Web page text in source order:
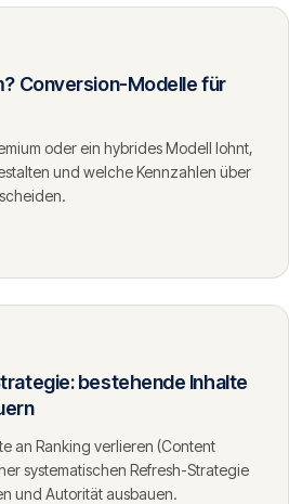
Conversion-Modelle für
oder ein hybrides Modell lohnt,
und welche Kennzahlen über
bestehende Inhalte
an Ranking verlieren (Content
systematischen Refresh-Strategie
und Autorität ausbauen.